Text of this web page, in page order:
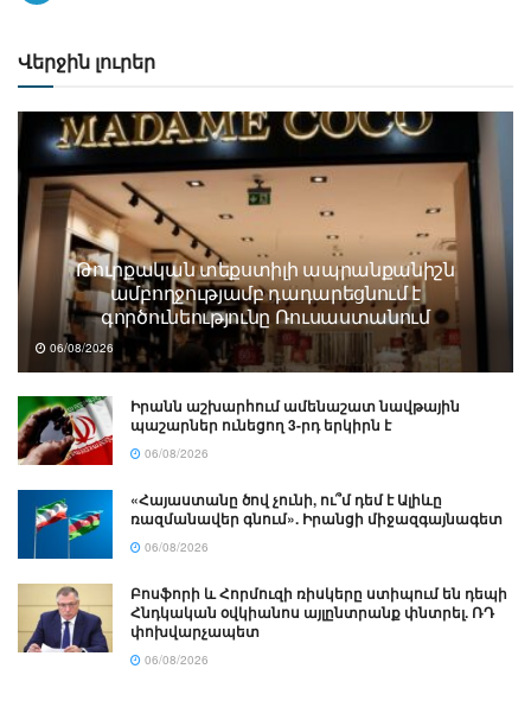
Վերջին լուրեր
Թուրքական տեքստիլի ապրանքանիշն
ամբողջությամբ դադարեցնում է
գործունեությունը Ռուսաստանում
06/08/2026
Իրանն աշխարհում ամենաշատ նավթային
պաշարներ ունեցող 3-րդ երկիրն է
06/08/2026
«Հայաստանը ծով չունի, ու՞մ դեմ է Ալիևը
ռազմանավեր գնում». Իրանցի միջազգայնագետ
06/08/2026
Բոսֆորի և Հորմուզի ռիսկերը ստիպում են դեպի
Հնդկական օվկիանոս այլընտրանք փնտրել. ՌԴ
փոխվարչապետ
06/08/2026